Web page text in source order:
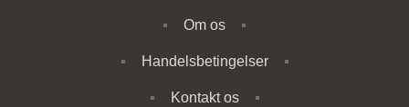
Om os
Handelsbetingelser
Kontakt os